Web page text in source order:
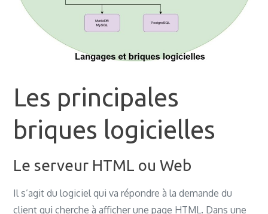
Les principales
briques logicielles
Le serveur HTML ou Web
Il s’agit du logiciel qui va répondre à la demande du
client qui cherche à afficher une page HTML. Dans une